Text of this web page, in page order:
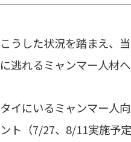
こうした状況を踏まえ、
に逃れるミャンマー人材
タイにいるミャンマー人
ント（7/27、8/11実施予